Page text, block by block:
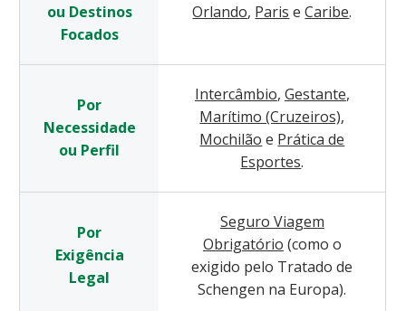
ou Destinos
Focados
Orlando, Paris e Caribe.
Por
Necessidade
ou Perfil
Intercâmbio, Gestante,
Marítimo (Cruzeiros),
Mochilão e Prática de
Esportes.
Por
Exigência
Legal
Seguro Viagem
Obrigatório (como o
exigido pelo Tratado de
Schengen na Europa).